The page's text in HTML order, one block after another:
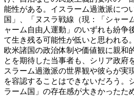
能性がある。イスラーム過激派につ
国」、「ヌスラ戦線（現：「シャー
ャーム自由人運動」のいずれも紛争
て生き残る可能性が低いと思われる
欧米諸国の政治体制や価値観に親和
とを期待した当事者も、シリア政府
スラーム過激派の世界観や彼らが実
を容認することはできないだろう。
ラーム国」の存在感が大きかったた